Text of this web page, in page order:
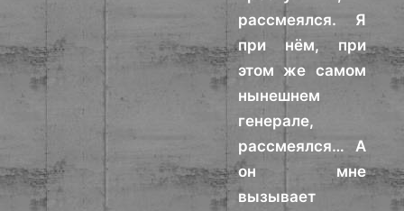
рассмеялся. Я
при нём, при
этом же самом
нынешнем
генерале,
рассмеялся… А
он мне
вызывает